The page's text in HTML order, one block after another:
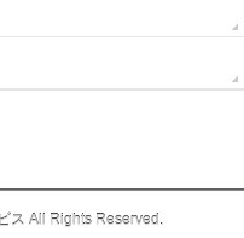
ス All Rights Reserved.